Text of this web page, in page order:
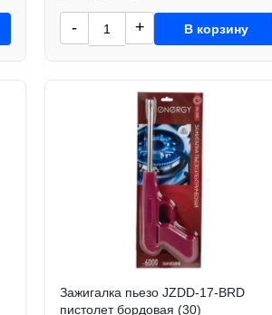
- + В корзину
Зажигалка пьезо JZDD-17-BRD
пистолет бордовая (30)